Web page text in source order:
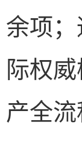
余项
际权
产全